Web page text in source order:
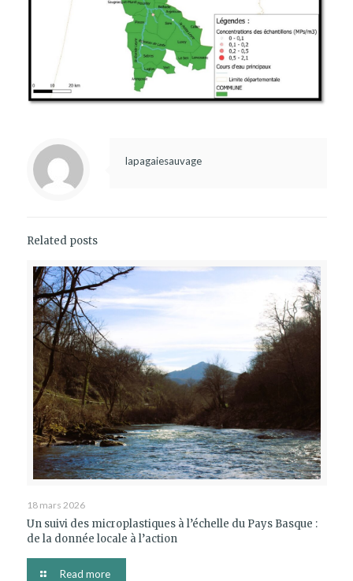
lapagaiesauvage
Related posts
18 mars 2026
Un suivi des microplastiques à l’échelle du Pays Basque :
de la donnée locale à l’action
Read more